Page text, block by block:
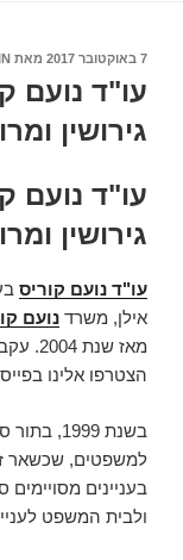
פורסם
7 באוקטובר 2017 מאת
עו"ד נועם
גירושין
עו"ד נועם
גירושין
עו"ד נועם קוריס
אילן, משרד נועם
מאז שנת 2004. עקבו אחרינו בבלוג
הצטרפו אלינו
בשנת
למשפטים, שכשאר
בעניינים
ולבית המשפט